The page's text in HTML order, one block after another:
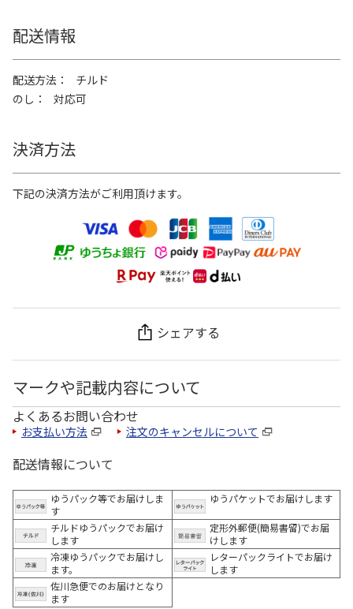
配送情報
配送方法
チルド
のし
対応可
決済方法
下記の決済方法がご利用頂けます。
シェアする
マークや記載内容について
よくあるお問い合わせ
お支払い方法 注文のキャンセルについて
配送情報について
ゆうパック等でお届けしま
す
ゆうパケットでお届けします
チルドゆうパックでお届け
します
定形外郵便(簡易書留)でお届
けします
冷凍ゆうパックでお届けし
ます。
レターパックライトでお届け
します
佐川急便でのお届けとなり
ます